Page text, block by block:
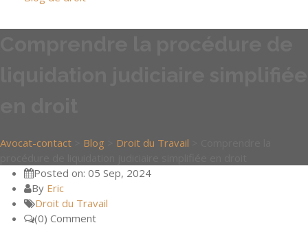
Avocat-contact Blog Droit du Travail
Posted on: 05 Sep, 2024
By Eric
Droit du Travail
(0) Comment